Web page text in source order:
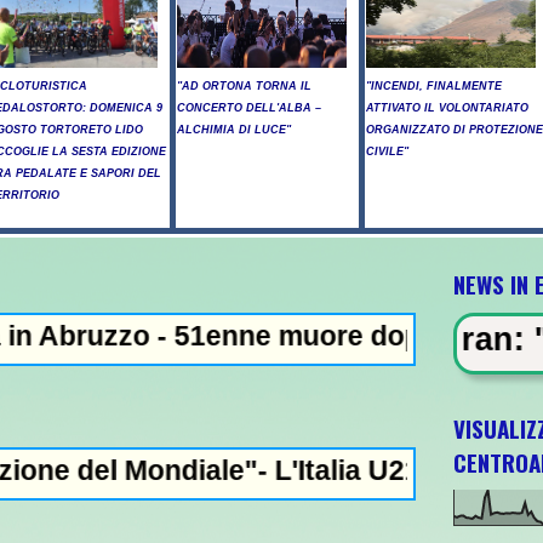
DOMENICA 9
TORTORETO LIDO
LA SESTA EDIZIONE
PEDALATE E SAPORI DEL
"AD ORTONA TORNA IL
CONCERTO DELL'ALBA –
ALCHIMIA DI LUCE"
"INCENDI, FINALMENTE
ATTIVATO IL VOLONTARIATO
ORGANIZZATO DI PROTEZIONE
CIVILE"
muore dopo lo schianto contro
L'Italia U21 il 5 ottobre a
NEWS IN
EVIDENZA - Iran: "Raggiunto